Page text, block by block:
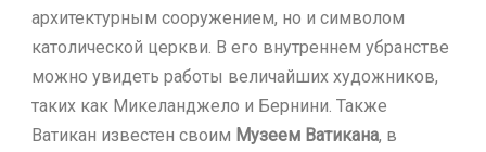
архитектурным сооружением, но и символом
католической церкви. В его внутреннем убранстве
можно увидеть работы величайших художников,
таких как Микеланджело и Бернини. Также
Ватикан известен своим Музеем Ватикана, в